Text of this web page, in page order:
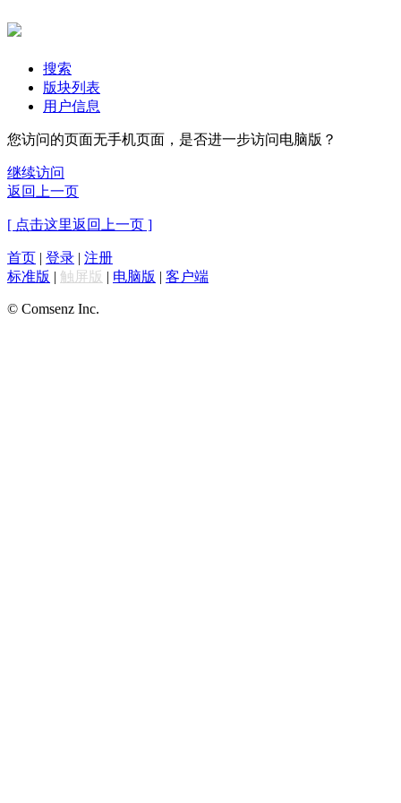
搜索
版块列表
用户信息
您访问的页面无手机页面，是否进一步访问电脑版？
继续访问
返回上一页
[ 点击这里返回上一页 ]
首页 | 登录 | 注册
标准版 | 触屏版 | 电脑版 | 客户端
© Comsenz Inc.